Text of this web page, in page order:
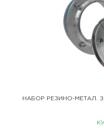
НАБОР РЕЗИНО-МЕТАЛ.